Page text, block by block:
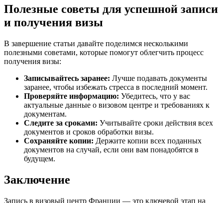
Полезные советы для успешной записи
и получения визы
В завершение статьи давайте поделимся несколькими
полезными советами, которые помогут облегчить процесс
получения визы:
Записывайтесь заранее: Лучше подавать документы
заранее, чтобы избежать стресса в последний момент.
Проверяйте информацию: Убедитесь, что у вас
актуальные данные о визовом центре и требованиях к
документам.
Следите за сроками: Учитывайте сроки действия всех
документов и сроков обработки визы.
Сохраняйте копии: Держите копии всех поданных
документов на случай, если они вам понадобятся в
будущем.
Заключение
Запись в визовый центр Франции — это ключевой этап на